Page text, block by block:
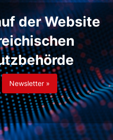
der Website
Newsletter »